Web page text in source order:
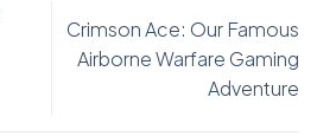
Crimson Ace: Our Famous
Airborne Warfare Gaming
Adventure